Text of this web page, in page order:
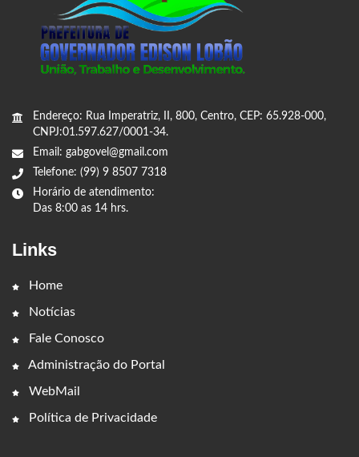
Endereço: Rua Imperatriz, II, 800, Centro, CEP: 65.928-000,
CNPJ:01.597.627/0001-34.
Email: gabgovel@gmail.com
Telefone: (99) 9 8507 7318
Horário de atendimento:
Das 8:00 as 14 hrs.
Links
Home
Notícias
Fale Conosco
Administração do Portal
WebMail
Política de Privacidade